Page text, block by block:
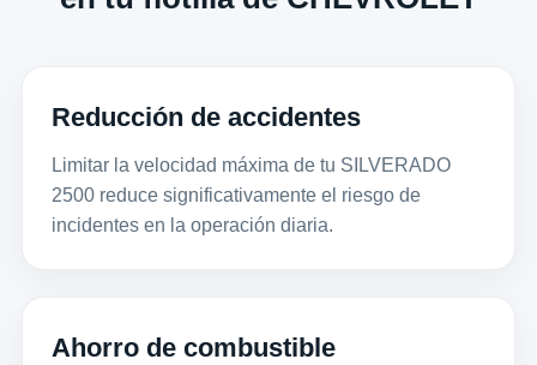
Reducción de accidentes
Limitar la velocidad máxima de tu SILVERADO
2500 reduce significativamente el riesgo de
incidentes en la operación diaria.
Ahorro de combustible